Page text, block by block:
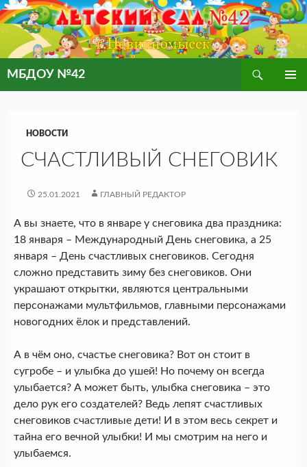
МБДОУ №42
Поиск
НОВОСТИ
СЧАСТЛИВЫЙ СНЕГОВИК
25.01.2021 ГЛАВНЫЙ РЕДАКТОР
А вы знаете, что в январе у снеговика два праздника:
18 января – Международный День снеговика, а 25
января – День счастливых снеговиков. Сегодня
сложно представить зиму без снеговиков. Они
украшают открытки, являются центральными
персонажами мультфильмов, главными персонажами
новогодних ёлок и представлений.
А в чём оно, счастье снеговика? Вот он стоит в
сугробе – и улыбка до ушей! Но почему он всегда
улыбается? А может быть, улыбка снеговика – это
дело рук его создателей? Ведь лепят счастливых
снеговиков счастливые дети! И в этом весь секрет и
тайна его вечной улыбки! И мы смотрим на него и
улыбаемся.